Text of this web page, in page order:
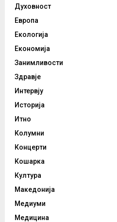
Духовност
Европа
Екологија
Економија
Занимливости
Здравје
Интервју
Историја
Итно
Колумни
Концерти
Кошарка
Култура
Македонија
Медиуми
Медицина